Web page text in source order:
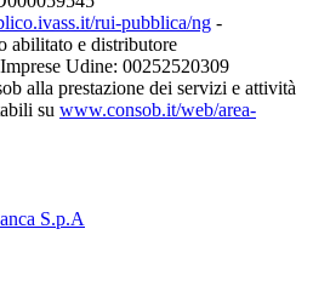
rui-pubblica/ng -
abilitato e distributore
Udine: 00252520309
alla prestazione dei servizi e attività
su www.consob.it/web/area-
S.p.A